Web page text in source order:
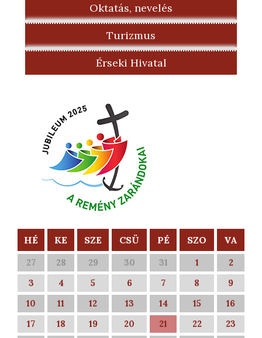
Oktatás, nevelés
Turizmus
Érseki Hivatal
HÉ KE SZE CSÜ PÉ SZO VA
27 28 29 30 31 1
2
3
4 5 6 7 8
9
10
11 12 13 14 15
16
17
18 19 20 21 22
23